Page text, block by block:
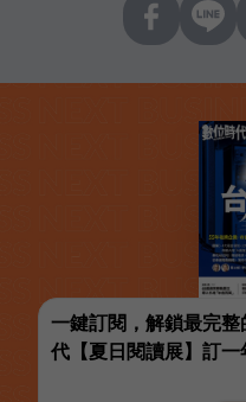
一鍵訂閱，解鎖最完
代【夏日閱讀展】訂